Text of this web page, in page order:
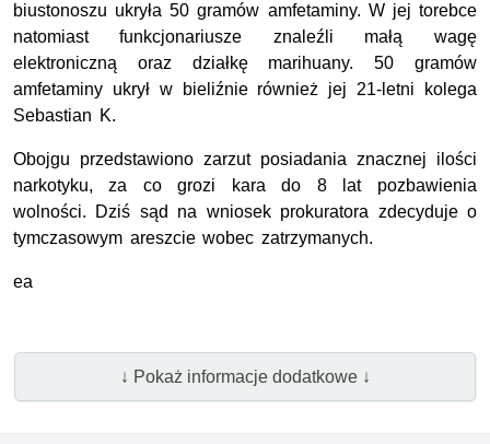
biustonoszu ukryła 50 gramów amfetaminy. W jej torebce
natomiast funkcjonariusze znaleźli małą wagę
elektroniczną oraz działkę marihuany. 50 gramów
amfetaminy ukrył w bieliźnie również jej 21-letni kolega
Sebastian K.
Obojgu przedstawiono zarzut posiadania znacznej ilości
narkotyku, za co grozi kara do 8 lat pozbawienia
wolności. Dziś sąd na wniosek prokuratora zdecyduje o
tymczasowym areszcie wobec zatrzymanych.
ea
↓ Pokaż informacje dodatkowe ↓